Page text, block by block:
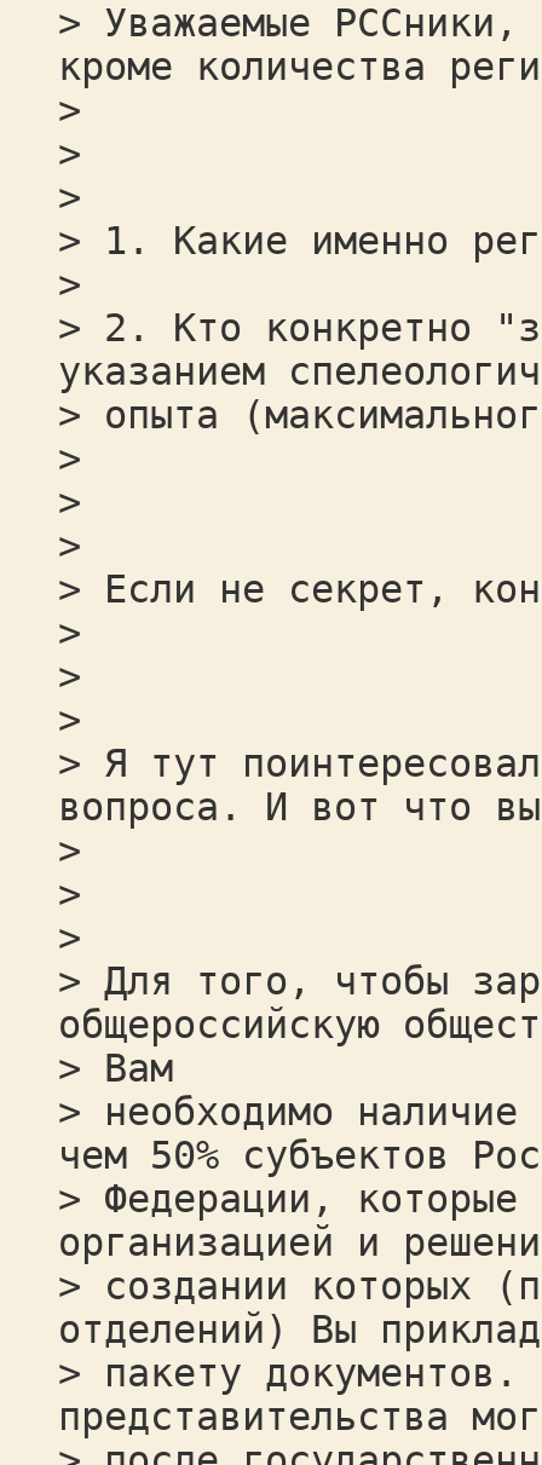
> Уважаемые РССники,
кроме количества
>
>
>
> 1. Какие именно
>
> 2. Кто конкретно
указанием
> опыта
>
>
>
> Если не секрет,
>
>
>
> Я тут
вопроса. И вот что
>
>
>
> Для того, чтобы
общероссийскую
> Вам
> необходимо
чем 50% субъектов
> Федерации, которые
организацией и
> создании которых
отделений) Вы
> пакету документов.
представительства